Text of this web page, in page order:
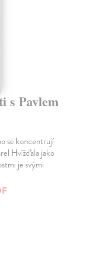
s Pavlem
se koncentrují
Hvížďala jako
je svými